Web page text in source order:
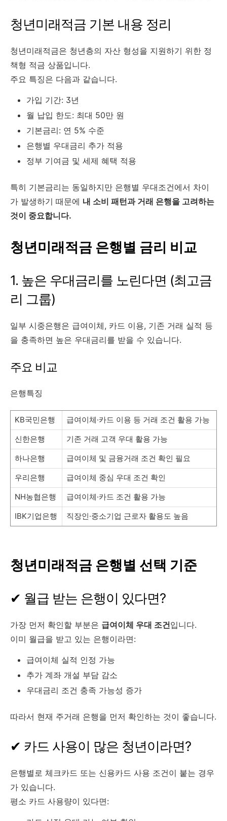
청년미래적금 기본 내용 정리
청년미래적금은 청년층의 자산 형성을 지원하기 위한 정
책형 적금 상품입니다.
주요 특징은 다음과 같습니다.
가입 기간: 3년
월 납입 한도: 최대 50만 원
기본금리: 연 5% 수준
은행별 우대금리 추가 적용
정부 기여금 및 세제 혜택 적용
특히 기본금리는 동일하지만 은행별 우대조건에서 차이
가 발생하기 때문에 내 소비 패턴과 거래 은행을 고려하는
것이 중요합니다.
청년미래적금 은행별 금리 비교
1. 높은 우대금리를 노린다면 (최고금
리 그룹)
일부 시중은행은 급여이체, 카드 이용, 기존 거래 실적 등
을 충족하면 높은 우대금리를 받을 수 있습니다.
주요 비교
은행특징
KB국민은행
급여이체·카드 이용 등 거래 조건 활용 가능
신한은행
기존 거래 고객 우대 활용 가능
하나은행
급여이체 및 금융거래 조건 확인 필요
우리은행
급여이체 중심 우대 조건 확인
NH농협은행
급여이체·카드 조건 활용 가능
IBK기업은행
직장인·중소기업 근로자 활용도 높음
청년미래적금 은행별 선택 기준
✔ 월급 받는 은행이 있다면?
가장 먼저 확인할 부분은 급여이체 우대 조건입니다.
이미 월급을 받고 있는 은행이라면:
급여이체 실적 인정 가능
추가 계좌 개설 부담 감소
우대금리 조건 충족 가능성 증가
따라서 현재 주거래 은행을 먼저 확인하는 것이 좋습니다.
✔ 카드 사용이 많은 청년이라면?
은행별로 체크카드 또는 신용카드 사용 조건이 붙는 경우
가 있습니다.
평소 카드 사용량이 있다면: